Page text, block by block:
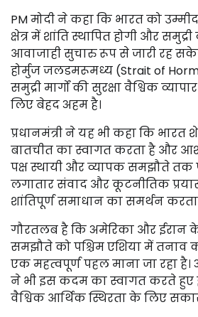
PM मोदी ने कहा कि भारत को
क्षेत्र में शांति स्थापित होगी और समुद्री
आवाजाही सुचारु रूप से जारी रह
होर्मुज जलडमरूमध्य (Strait of
समुद्री मार्गों की सुरक्षा वैश्विक
लिए बेहद अहम है।
प्रधानमंत्री ने यह भी कहा कि भारत
बातचीत का स्वागत करता है और
पक्ष स्थायी और व्यापक समझौते तक
लगातार संवाद और कूटनीतिक
शांतिपूर्ण समाधान का समर्थन करता
गौरतलब है कि अमेरिका और ईरान
समझौते को पश्चिम एशिया में
एक महत्वपूर्ण पहल माना जा रहा है।
ने भी इस कदम का स्वागत करते हुए
वैश्विक आर्थिक स्थिरता के लिए